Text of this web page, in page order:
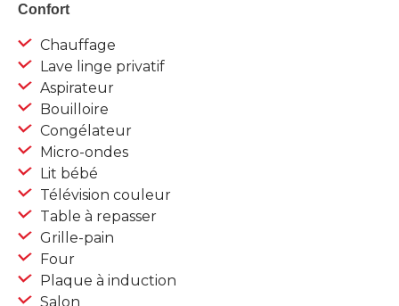
Confort
Chauffage
Lave linge privatif
Aspirateur
Bouilloire
Congélateur
Micro-ondes
Lit bébé
Télévision couleur
Table à repasser
Grille-pain
Four
Plaque à induction
Salon